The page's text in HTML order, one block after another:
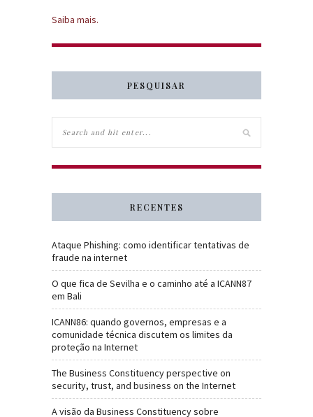
Saiba mais.
PESQUISAR
RECENTES
Ataque Phishing: como identificar tentativas de
fraude na internet
O que fica de Sevilha e o caminho até a ICANN87
em Bali
ICANN86: quando governos, empresas e a
comunidade técnica discutem os limites da
proteção na Internet
The Business Constituency perspective on
security, trust, and business on the Internet
A visão da Business Constituency sobre